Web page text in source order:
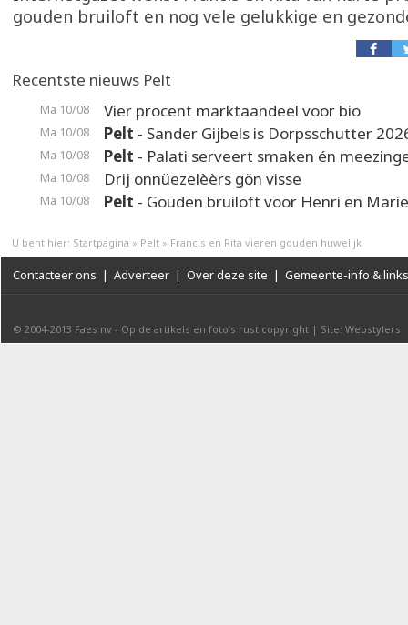
gouden bruiloft en nog vele gelukkige en
Recentste nieuws Pelt
Ma 10/08 Vier procent marktaandeel voor bio
Ma 10/08 Pelt - Sander Gijbels is Dorpsschutter
Ma 10/08 Pelt - Palati serveert smaken én
Ma 10/08 Drij onnüezelèèrs gön visse
Ma 10/08 Pelt - Gouden bruiloft voor Henri en
U bent hier: Startpagina » Pelt » Francis en Rita vieren gouden huwelijk
Contacteer ons | Adverteer | Over deze site | Gemeente-info & links
© 2004-2013 Faes nv - Op de artikels en foto’s rust copyright | Site: Webstylers